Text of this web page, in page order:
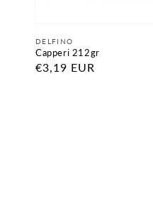
Fornitore:
DELFINO
Capperi 212gr
Prezzo
€3,19 EUR